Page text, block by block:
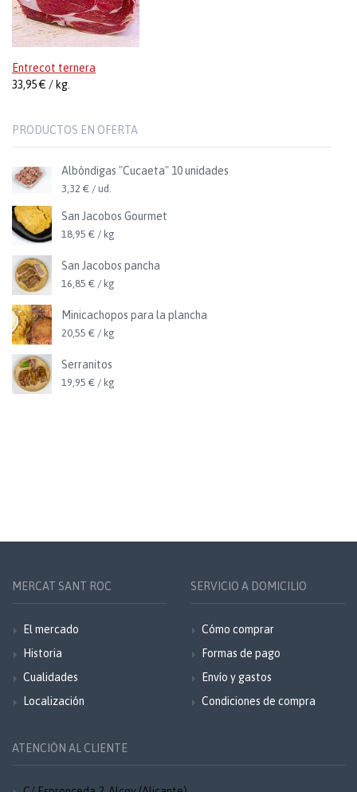
Entrecot ternera
33,95 € / kg.
PRODUCTOS EN OFERTA
Albóndigas "Cucaeta" 10 unidades
3,32 € / ud.
San Jacobos Gourmet
18,95 € / kg
San Jacobos pancha
16,85 € / kg
Minicachopos para la plancha
20,55 € / kg
Serranitos
19,95 € / kg
MERCAT SANT ROC
El mercado
Historia
Cualidades
Localización
SERVICIO A DOMICILIO
Cómo comprar
Formas de pago
Envío y gastos
Condiciones de compra
ATENCIÓN AL CLIENTE